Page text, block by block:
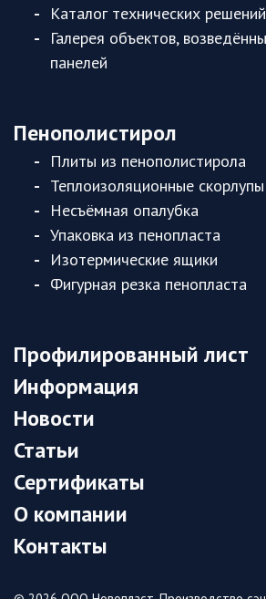
Каталог технических решений
Галерея объектов,
панелей
Пенополистирол
Плиты из пенополистирола
Теплоизоляционные скорлупы
Несъёмная опалубка
Упаковка из пенопласта
Изотермические ящики
Фигурная резка пенопласта
Профилированный лист
Информация
Новости
Статьи
Сертификаты
О компании
Контакты